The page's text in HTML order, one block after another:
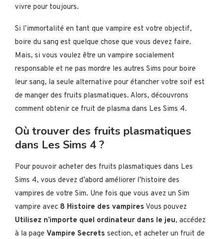
vivre pour toujours.
Si l’immortalité en tant que vampire est votre objectif,
boire du sang est quelque chose que vous devez faire.
Mais, si vous voulez être un vampire socialement
responsable et ne pas mordre les autres Sims pour boire
leur sang, la seule alternative pour étancher votre soif est
de manger des fruits plasmatiques. Alors, découvrons
comment obtenir ce fruit de plasma dans Les Sims 4.
Où trouver des fruits plasmatiques
dans Les Sims 4 ?
Pour pouvoir acheter des fruits plasmatiques dans Les
Sims 4, vous devez d’abord améliorer l’histoire des
vampires de votre Sim. Une fois que vous avez un Sim
vampire avec 8 Histoire des vampires Vous pouvez
Utilisez n’importe quel ordinateur dans le jeu, accédez
à la page Vampire Secrets section, et acheter un fruit de